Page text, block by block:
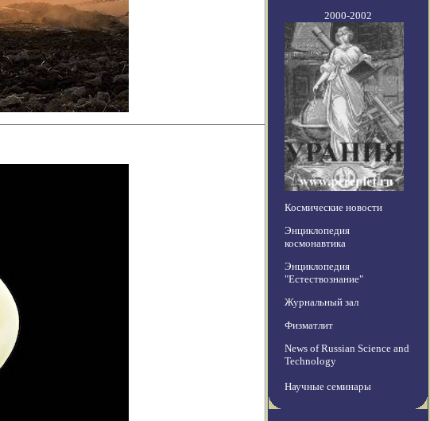
2000-2002
Космические новости
Энциклопедия
космонавтика
Энциклопедия
"Естествознание"
Журнальный зал
Физматлит
News of Russian Science and
Technology
Научные семинары